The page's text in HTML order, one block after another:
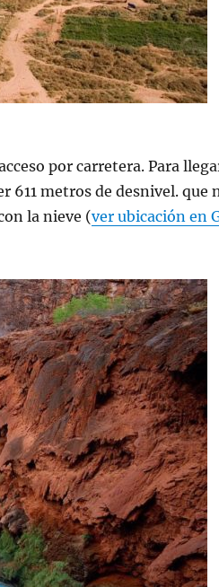
por carretera. Para
611 metros de desnivel. que
la nieve (ver ubicación en